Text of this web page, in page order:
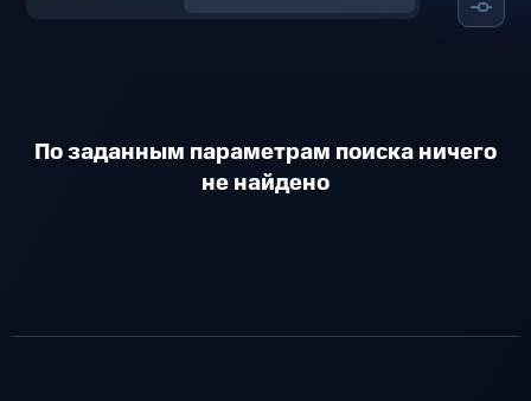
По заданным параметрам поиска ничего
не найдено